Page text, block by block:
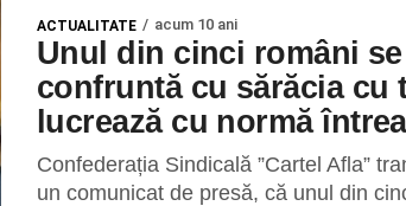
ACTUALITATE acum 10 ani
Unul din cinci români se
confruntă cu sărăcia cu
lucrează cu normă
Confederația Sindicală ”Cartel Afla”
un comunicat de presă, că unul din